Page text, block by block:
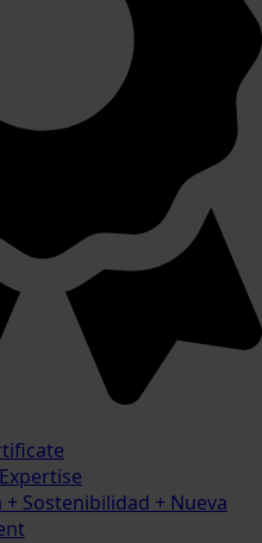
Sostenibilidad + Nueva